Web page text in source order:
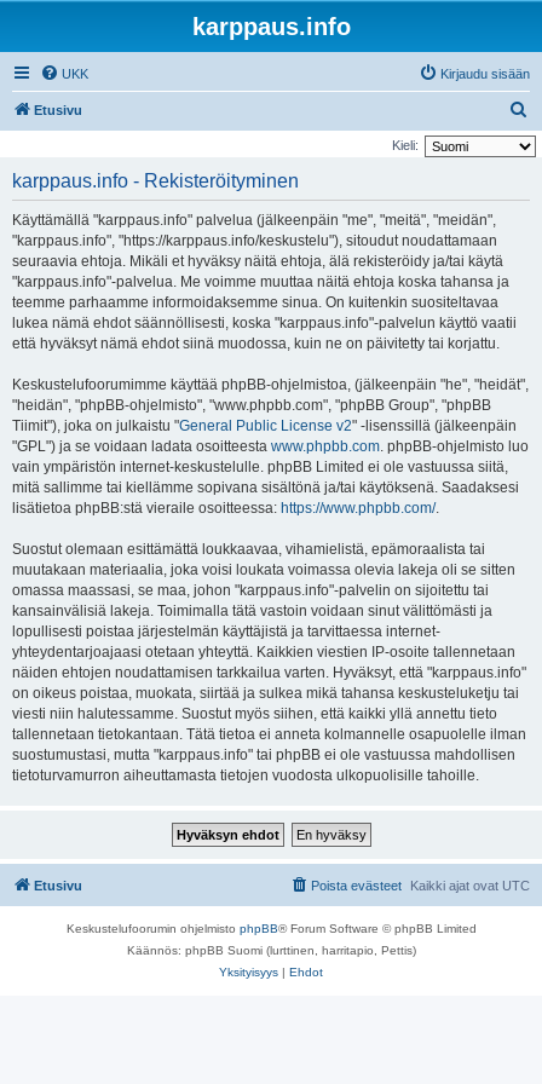
karppaus.info
UKK Kirjaudu sisään
Etusivu
t
Kieli:
karppaus.info - Rekisteröityminen
Käyttämällä "karppaus.info" palvelua (jälkeenpäin "me", "meitä", "meidän",
"karppaus.info", "https://karppaus.info/keskustelu"), sitoudut noudattamaan
seuraavia ehtoja. Mikäli et hyväksy näitä ehtoja, älä rekisteröidy ja/tai käytä
"karppaus.info"-palvelua. Me voimme muuttaa näitä ehtoja koska tahansa ja
teemme parhaamme informoidaksemme sinua. On kuitenkin suositeltavaa
lukea nämä ehdot säännöllisesti, koska "karppaus.info"-palvelun käyttö vaatii
että hyväksyt nämä ehdot siinä muodossa, kuin ne on päivitetty tai korjattu.
Keskustelufoorumimme käyttää phpBB-ohjelmistoa, (jälkeenpäin "he", "heidät",
"heidän", "phpBB-ohjelmisto", "www.phpbb.com", "phpBB Group", "phpBB
Tiimit"), joka on julkaistu "General Public License v2" -lisenssillä (jälkeenpäin
"GPL") ja se voidaan ladata osoitteesta www.phpbb.com. phpBB-ohjelmisto luo
vain ympäristön internet-keskustelulle. phpBB Limited ei ole vastuussa siitä,
mitä sallimme tai kiellämme sopivana sisältönä ja/tai käytöksenä. Saadaksesi
lisätietoa phpBB:stä vieraile osoitteessa: https://www.phpbb.com/.
Suostut olemaan esittämättä loukkaavaa, vihamielistä, epämoraalista tai
muutakaan materiaalia, joka voisi loukata voimassa olevia lakeja oli se sitten
omassa maassasi, se maa, johon "karppaus.info"-palvelin on sijoitettu tai
kansainvälisiä lakeja. Toimimalla tätä vastoin voidaan sinut välittömästi ja
lopullisesti poistaa järjestelmän käyttäjistä ja tarvittaessa internet-
yhteydentarjoajaasi otetaan yhteyttä. Kaikkien viestien IP-osoite tallennetaan
näiden ehtojen noudattamisen tarkkailua varten. Hyväksyt, että "karppaus.info"
on oikeus poistaa, muokata, siirtää ja sulkea mikä tahansa keskusteluketju tai
viesti niin halutessamme. Suostut myös siihen, että kaikki yllä annettu tieto
tallennetaan tietokantaan. Tätä tietoa ei anneta kolmannelle osapuolelle ilman
suostumustasi, mutta "karppaus.info" tai phpBB ei ole vastuussa mahdollisen
tietoturvamurron aiheuttamasta tietojen vuodosta ulkopuolisille tahoille.
Etusivu Kaikki ajat ovat UTC
Poista evästeet
Keskustelufoorumin ohjelmisto phpBB® Forum Software © phpBB Limited
Käännös: phpBB Suomi (lurttinen, harritapio, Pettis)
Yksityisyys | Ehdot